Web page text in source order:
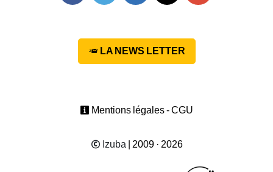
LA NEWS LETTER
Mentions légales - CGU
Izuba | 2009 · 2026